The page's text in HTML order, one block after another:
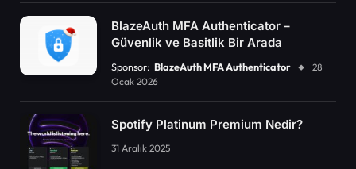
BlazeAuth MFA Authenticator –
Güvenlik ve Basitlik Bir Arada
Sponsor: BlazeAuth MFA Authenticator
28
Ocak 2026
Spotify Platinum Premium Nedir?
31 Aralık 2025